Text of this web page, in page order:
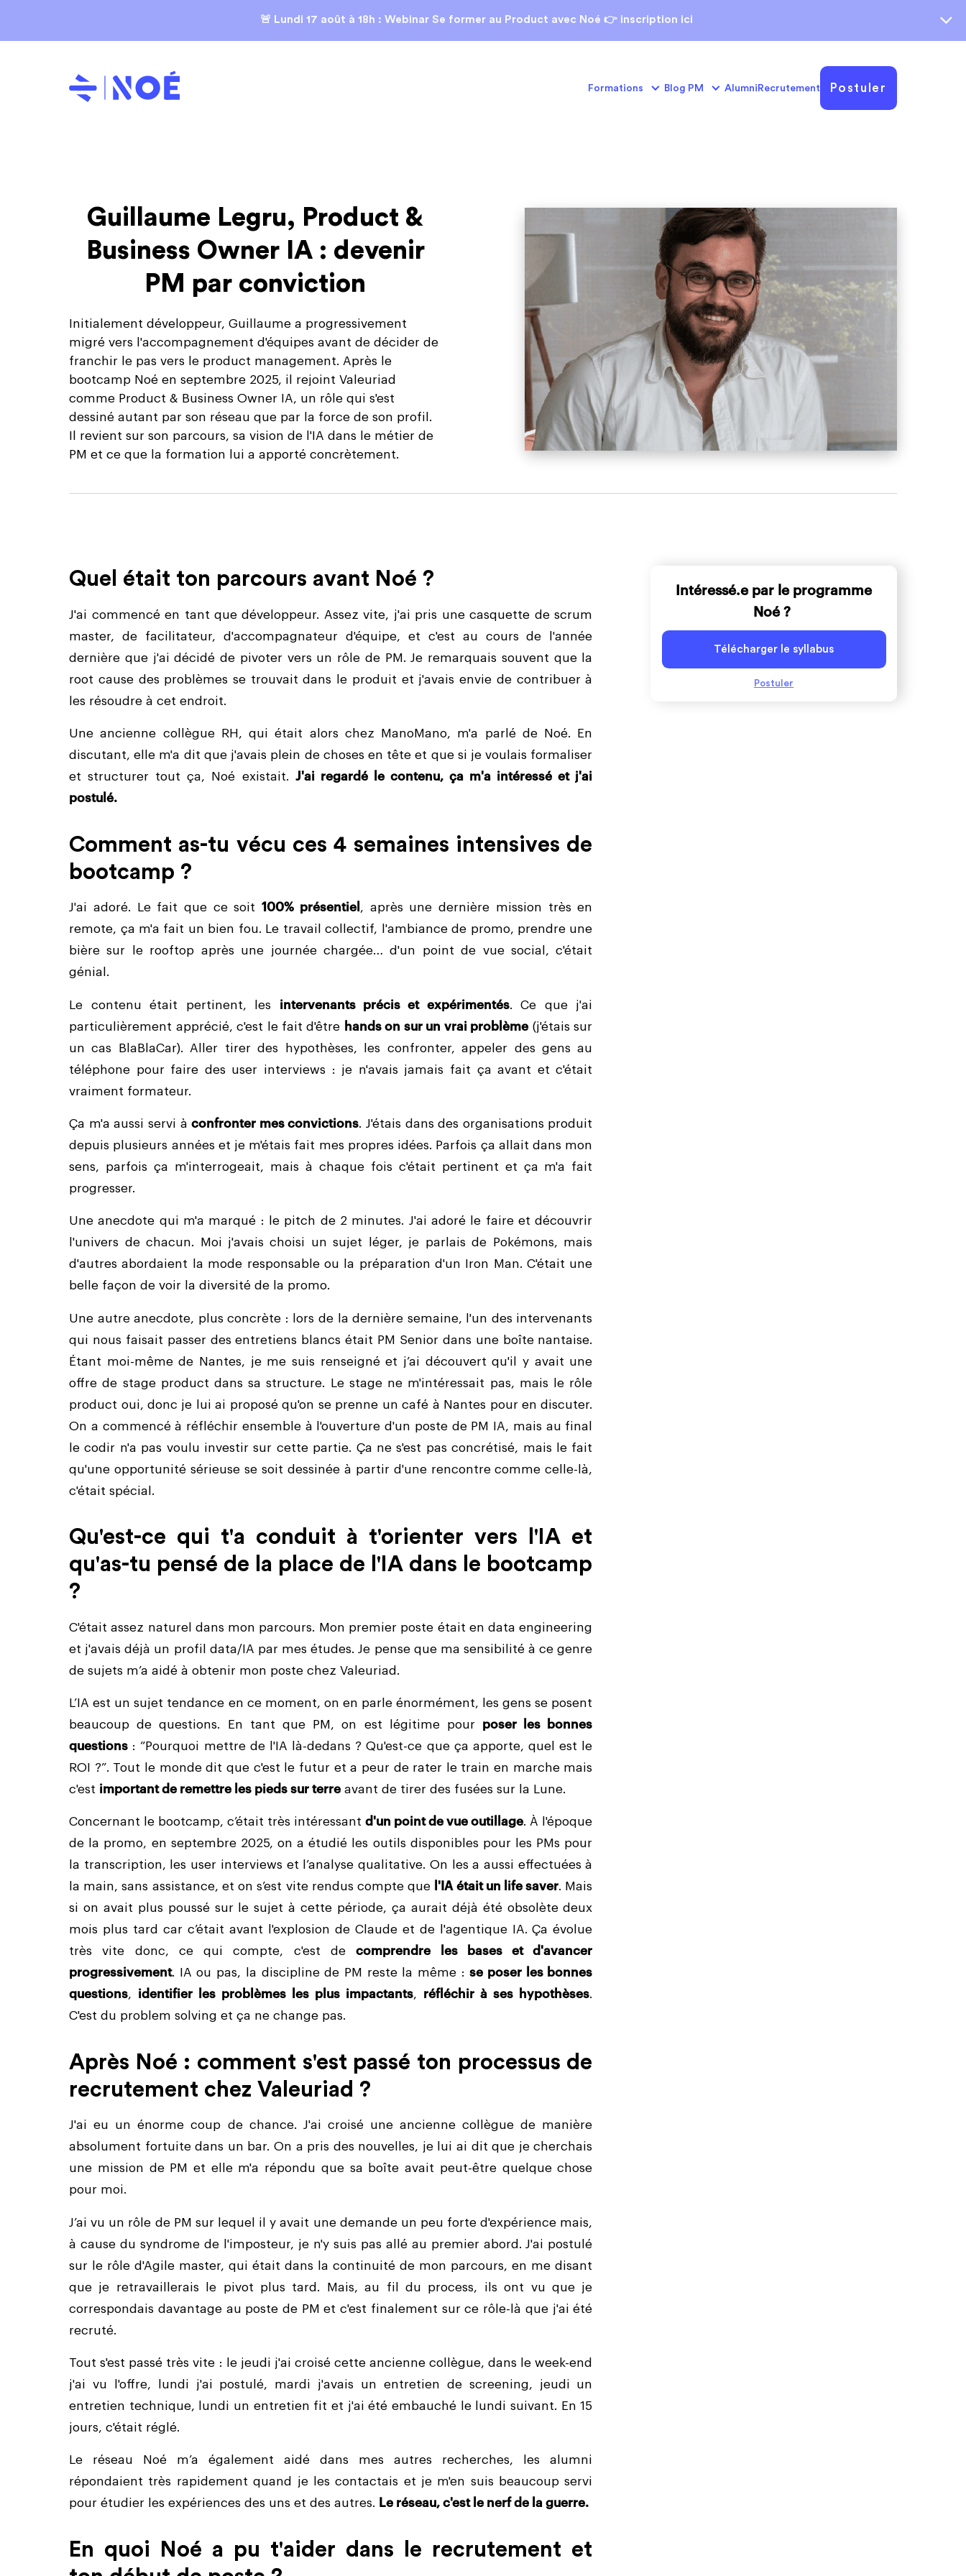
🚨 Lundi 17 août à 18h : Webinar Se former au Product avec Noé 👉 inscription ici
Formations Blog PM Alumni Recrutement Postuler
Guillaume Legru, Product &
Business Owner IA : devenir
PM par conviction
Initialement développeur, Guillaume a progressivement
migré vers l'accompagnement d'équipes avant de décider de
franchir le pas vers le product management. Après le
bootcamp Noé en septembre 2025, il rejoint Valeuriad
comme Product & Business Owner IA, un rôle qui s'est
dessiné autant par son réseau que par la force de son profil.
Il revient sur son parcours, sa vision de l'IA dans le métier de
PM et ce que la formation lui a apporté concrètement.
Quel était ton parcours avant Noé ?
J'ai commencé en tant que développeur. Assez vite, j'ai pris une casquette de scrum
master, de facilitateur, d'accompagnateur d'équipe, et c'est au cours de l'année
dernière que j'ai décidé de pivoter vers un rôle de PM. Je remarquais souvent que la
root cause des problèmes se trouvait dans le produit et j'avais envie de contribuer à
les résoudre à cet endroit.
Une ancienne collègue RH, qui était alors chez ManoMano, m'a parlé de Noé. En
discutant, elle m'a dit que j'avais plein de choses en tête et que si je voulais formaliser
et structurer tout ça, Noé existait. J'ai regardé le contenu, ça m'a intéressé et j'ai
postulé.
Comment as-tu vécu ces 4 semaines intensives de
bootcamp ?
J'ai adoré. Le fait que ce soit100% présentiel , après une dernière mission très en
remote, ça m'a fait un bien fou. Le travail collectif, l'ambiance de promo, prendre une
bière sur le rooftop après une journée chargée… d'un point de vue social, c'était
génial.
Le contenu était pertinent, les intervenants précis et expérimentés. Ce que j'ai
particulièrement apprécié, c'est le fait d'être hands on sur un vrai problème(j'étais sur
un cas BlaBlaCar). Aller tirer des hypothèses, les confronter, appeler des gens au
téléphone pour faire des user interviews : je n'avais jamais fait ça avant et c'était
vraiment formateur.
Ça m'a aussi servi àconfronter mes convictions. J'étais dans des organisations produit
depuis plusieurs années et je m'étais fait mes propres idées. Parfois ça allait dans mon
sens, parfois ça m'interrogeait, mais à chaque fois c'était pertinent et ça m'a fait
progresser.
Une anecdote qui m'a marqué : le pitch de 2 minutes. J'ai adoré le faire et découvrir
l'univers de chacun. Moi j'avais choisi un sujet léger, je parlais de Pokémons, mais
d'autres abordaient la mode responsable ou la préparation d'un Iron Man. C'était une
belle façon de voir la diversité de la promo.
Une autre anecdote, plus concrète : lors de la dernière semaine, l'un des intervenants
qui nous faisait passer des entretiens blancs était PM Senior dans une boîte nantaise.
Étant moi-même de Nantes, je me suis renseigné et j’ai découvert qu'il y avait une
offre de stage product dans sa structure. Le stage ne m'intéressait pas, mais le rôle
product oui, donc je lui ai proposé qu'on se prenne un café à Nantes pour en discuter.
On a commencé à réfléchir ensemble à l'ouverture d'un poste de PM IA, mais au final
le codir n'a pas voulu investir sur cette partie. Ça ne s'est pas concrétisé, mais le fait
qu'une opportunité sérieuse se soit dessinée à partir d'une rencontre comme celle-là,
c'était spécial.
Qu'est-ce qui t'a conduit à t'orienter vers l'IA et
qu'as-tu pensé de la place de l'IA dans le bootcamp
?
C'était assez naturel dans mon parcours. Mon premier poste était en data engineering
et j'avais déjà un profil data/IA par mes études. Je pense que ma sensibilité à ce genre
de sujets m’a aidé à obtenir mon poste chez Valeuriad.
L’IA est un sujet tendance en ce moment, on en parle énormément, les gens se posent
beaucoup de questions. En tant que PM, on est légitime pour poser les bonnes
questions : “Pourquoi mettre de l'IA là-dedans ? Qu'est-ce que ça apporte, quel est le
ROI ?”. Tout le monde dit que c'est le futur et a peur de rater le train en marche mais
c'est important de remettre les pieds sur terreavant de tirer des fusées sur la Lune.
Concernant le bootcamp, c’était très intéressantd'un point de vue outillage. À l'époque
de la promo, en septembre 2025, on a étudié les outils disponibles pour les PMs pour
la transcription, les user interviews et l’analyse qualitative. On les a aussi effectuées à
la main, sans assistance, et on s’est vite rendus compte que
l'IA était un life saver. Mais
si on avait plus poussé sur le sujet à cette période, ça aurait déjà été obsolète deux
mois plus tard car c’était avant l'explosion de Claude et de l'agentique IA. Ça évolue
très vite donc, ce qui compte, c'est decomprendre les bases et d'avancer
progressivement. IA ou pas, la discipline de PM reste la même :se poser les bonnes
questions, identifier les problèmes les plus impactants, réfléchir à ses hypothèses.
C'est du problem solving et ça ne change pas.
Après Noé : comment s'est passé ton processus de
recrutement chez Valeuriad ?
J'ai eu un énorme coup de chance. J'ai croisé une ancienne collègue de manière
absolument fortuite dans un bar. On a pris des nouvelles, je lui ai dit que je cherchais
une mission de PM et elle m'a répondu que sa boîte avait peut-être quelque chose
pour moi.
J’ai vu un rôle de PM sur lequel il y avait une demande un peu forte d'expérience mais,
à cause du syndrome de l'imposteur, je n'y suis pas allé au premier abord. J'ai postulé
sur le rôle d'Agile master, qui était dans la continuité de mon parcours, en me disant
que je retravaillerais le pivot plus tard. Mais, au fil du process, ils ont vu que je
correspondais davantage au poste de PM et c'est finalement sur ce rôle-là que j'ai été
recruté.
Tout s'est passé très vite : le jeudi j'ai croisé cette ancienne collègue, dans le week-end
j'ai vu l'offre, lundi j'ai postulé, mardi j'avais un entretien de screening, jeudi un
entretien technique, lundi un entretien fit et j'ai été embauché le lundi suivant. En 15
jours, c'était réglé.
Le réseau Noé m’a également aidé dans mes autres recherches, les alumni
répondaient très rapidement quand je les contactais et je m'en suis beaucoup servi
pour étudier les expériences des uns et des autres. Le réseau, c'est le nerf de la guerre.
En quoi Noé a pu t'aider dans le recrutement et
Intéressé.e par le programme
Noé ?
Télécharger le syllabus
Postuler